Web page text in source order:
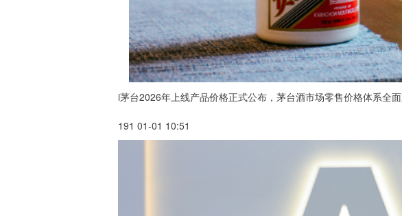
i茅台2026年上线产品价格正式公布，茅台酒市场零售价格体系全
191 01-01 10:51